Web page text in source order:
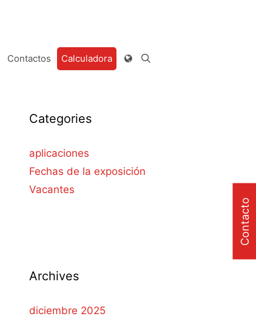
Contactos Calculadora
Categories
aplicaciones
Fechas de la exposición
Vacantes
Archives
diciembre 2025
Contacto